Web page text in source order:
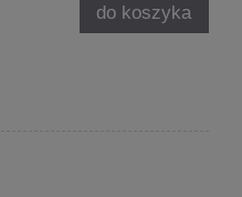
do koszyka